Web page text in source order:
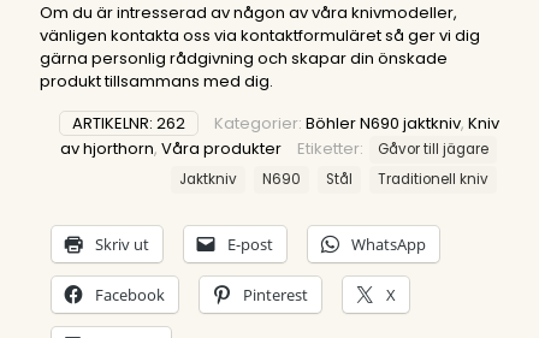
Om du är intresserad av någon av våra knivmodeller,
vänligen kontakta oss via kontaktformuläret så ger vi dig
gärna personlig rådgivning och skapar din önskade
produkt tillsammans med dig.
ARTIKELNR: 262 Kategorier: Böhler N690 jaktkniv, Kniv
av hjorthorn, Våra produkter Etiketter:
Gåvor till jägare
Jaktkniv
N690 Stål Traditionell kniv
Skriv ut E-post WhatsApp
Facebook Pinterest X